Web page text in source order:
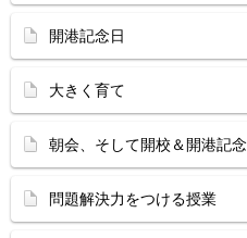
開港記念日
大きく育て
朝会、そして開校＆開港記
問題解決力をつける授業